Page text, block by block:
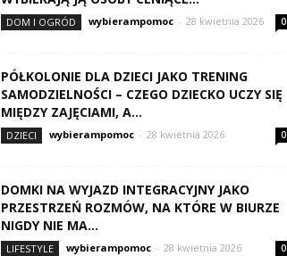
DOM I OGRÓD wybierampomoc - 28 kwietnia 2026 0
PÓŁKOLONIE DLA DZIECI JAKO TRENING
SAMODZIELNOŚCI – CZEGO DZIECKO UCZY SIĘ
MIĘDZY ZAJĘCIAMI, A...
DZIECI wybierampomoc - 28 kwietnia 2026 0
DOMKI NA WYJAZD INTEGRACYJNY JAKO
PRZESTRZEŃ ROZMÓW, NA KTÓRE W BIURZE
NIGDY NIE MA...
LIFESTYLE wybierampomoc - 28 kwietnia 2026 0